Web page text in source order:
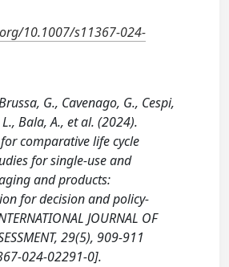
10.1007/s11367-024-
G., Cavenago, G., Cespi,
Bala, A., et al. (2024).
comparative life cycle
for single-use and
and products:
for decision and policy-
JOURNAL OF
29(5), 909-911
024-02291-0].